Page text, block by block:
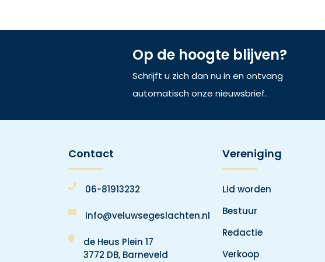
Op de hoogte blijven?
Schrijft u zich dan nu in en ontvang
automatisch onze nieuwsbrief.
Contact
06-81913232
Info@veluwsegeslachten.nl
de Heus Plein 17
3772 DB, Barneveld
Vereniging
Lid worden
Bestuur
Redactie
Verkoop